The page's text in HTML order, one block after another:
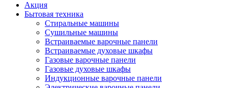
Акция
Бытовая техника
Стиральные машины
Сушильные машины
Встраиваемые варочные панели
Встраиваемые духовые шкафы
Газовые варочные панели
Газовые духовые шкафы
Индукционные варочные панели